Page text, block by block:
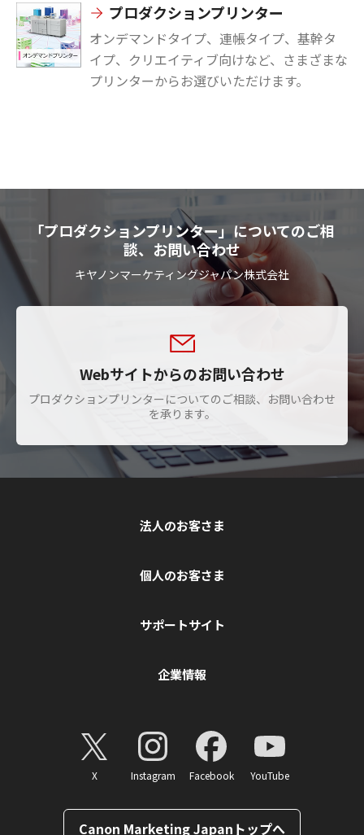
プロダクションプリンター
オンデマンドタイプ、連帳タイプ、基幹タ
イプ、クリエイティブ向けなど、さまざまな
プリンターからお選びいただけます。
「プロダクションプリンター」についてのご相
談、お問い合わせ
キヤノンマーケティングジャパン株式会社
Webサイトからのお問い合わせ
プロダクションプリンターについてのご相談、お問い合わせ
を承ります。
法人のお客さま
個人のお客さま
サポートサイト
企業情報
X Instagram Facebook YouTube
Canon Marketing Japanトップへ